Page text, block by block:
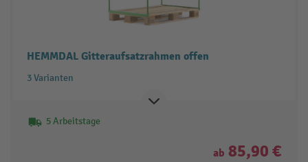
HEMMDAL Gitteraufsatzrahmen offen
3 Varianten
5 Arbeitstage
ab 85,90 €